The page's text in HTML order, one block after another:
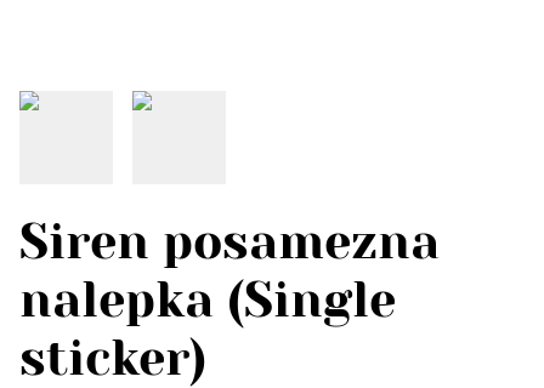
Siren posamezna
nalepka (Single
sticker)